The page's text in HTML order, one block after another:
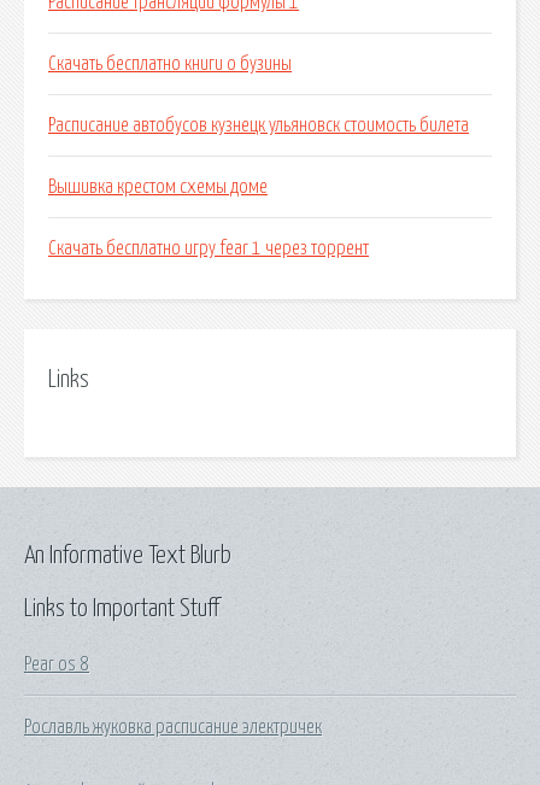
Скачать бесплатно книги о бузины
Расписание автобусов кузнецк ульяновск стоимость билета
Вышивка крестом схемы доме
Скачать бесплатно игру fear 1 через торрент
Links
Links to Important Stuff
Pear os 8
Рославль жуковка расписание электричек
An Informative Text Blurb